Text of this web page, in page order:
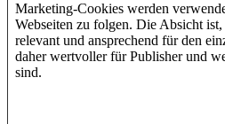
Marketing-Cookies werden
Webseiten zu folgen. Die Absicht
relevant und ansprechend für den
daher wertvoller für Publisher und
sind.